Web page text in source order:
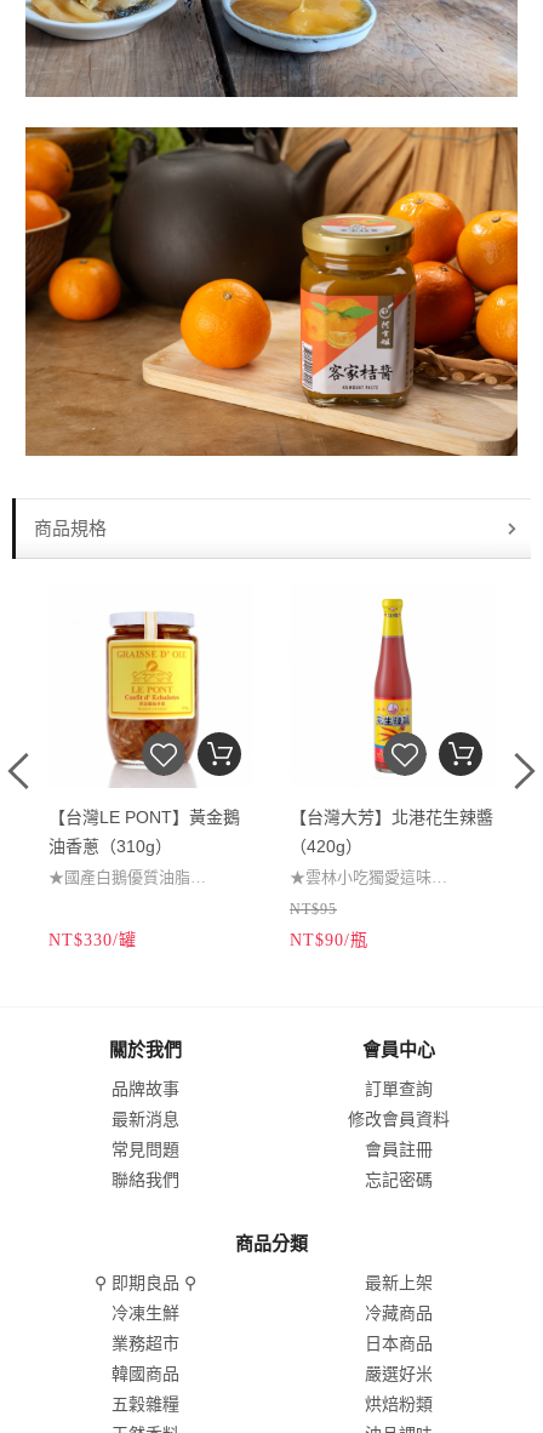
商品規格
【台灣LE PONT】黃金鵝
油香蔥（310g）
★國產白鵝優質油脂
★手工生產風味絕倫
NT$330/罐
【台灣大芳】北港花生辣醬
（420g）
★雲林小吃獨愛這味
★鹹辣馨香萬用辣醬
★沾拌炒醃料理調味
（本商品為易碎品，僅提供宅
配出貨，無法選擇超商取
NT$95
NT$90/瓶
關於我們
品牌故事
最新消息
常見問題
聯絡我們
會員中心
訂單查詢
修改會員資料
會員註冊
忘記密碼
商品分類
⚲ 即期良品 ⚲
最新上架
冷凍生鮮
冷藏商品
業務超市
日本商品
韓國商品
嚴選好米
五穀雜糧
烘焙粉類